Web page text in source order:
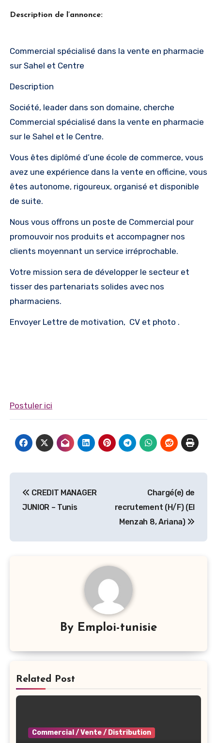
Description de l’annonce:
Commercial spécialisé dans la vente en pharmacie
sur Sahel et Centre
Description
Société, leader dans son domaine, cherche
Commercial spécialisé dans la vente en pharmacie
sur le Sahel et le Centre.
Vous êtes diplômé d’une école de commerce, vous
avez une expérience dans la vente en officine, vous
êtes autonome, rigoureux, organisé et disponible
de suite.
Nous vous offrons un poste de Commercial pour
promouvoir nos produits et accompagner nos
clients moyennant un service irréprochable.
Votre mission sera de développer le secteur et
tisser des partenariats solides avec nos
pharmaciens.
Envoyer Lettre de motivation, CV et photo .
Postuler ici
de
CREDIT MANAGER
JUNIOR – Tunis
Chargé(e) de
recrutement (H/F) (El
Menzah 8, Ariana)
By Emploi-tunisie
Related Post
Commercial / Vente / Distribution